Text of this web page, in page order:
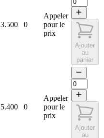
3.500 0
Appeler
pour le
prix
Ajouter
au
panier
5.400 0
Appeler
pour le
prix
Ajouter
au